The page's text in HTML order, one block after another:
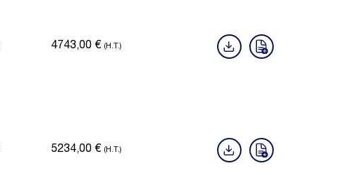
4743,00 € (H.T.)
5234,00 € (H.T.)